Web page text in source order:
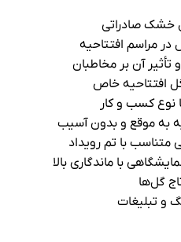
خشک صادراتی
در مراسم افتتاحیه
آن بر مخاطبان
گل افتتاحیه خاص
نوع کسب و کار
به موقع و بدون آسیب
با تم رویداد
با ماندگاری بالا
گل‌ها
و تبلیغات